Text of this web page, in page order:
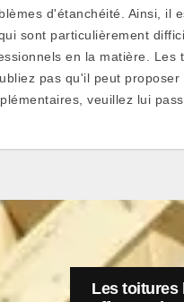
d'étanchéité. Ainsi, il
sont particulièrement
en la matière.
pas qu'il peut
veuillez lui
Les toitures